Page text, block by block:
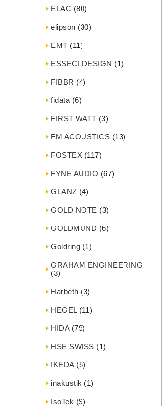
ELAC (80)
elipson (30)
EMT (11)
ESSECI DESIGN (1)
FIBBR (4)
fidata (6)
FIRST WATT (3)
FM ACOUSTICS (13)
FOSTEX (117)
FYNE AUDIO (67)
GLANZ (4)
GOLD NOTE (3)
GOLDMUND (6)
Goldring (1)
GRAHAM ENGINEERING
(3)
Harbeth (3)
HEGEL(11)
HIDA(79)
HSE SWISS (1)
IKEDA(5)
inakustik (1)
IsoTek (9)